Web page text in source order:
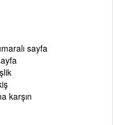
sayfa
karşın